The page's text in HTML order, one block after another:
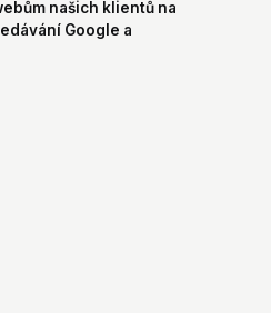
našich klientů na
Google a